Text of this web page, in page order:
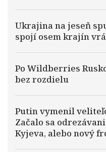
Ukrajina na jeseň
spojí osem krajín
Po Wildberries
bez rozdielu
Putin vymenil
Začalo sa
Kyjeva, alebo nový